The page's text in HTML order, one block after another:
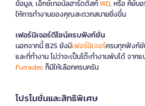
ข้อมูล, เอ็กซ์เทอนัลฮาร์ดดิสก์WD, หรือ คีย์บอ
ให้การทำงานของคุณสะดวกสบายยิ่งขึ้น
เฟอร์นิเจอร์ดีไซน์ครบฟังก์ชั่น
นอกจากนี้ B2S ยังมีเฟอร์นิเจอร์ครบทุกฟังก์ชั
และที่ทำงาน ไม่ว่าจะเป็นโต๊ะทำงานพับได้ จาก
Furradecก็มีให้เลือกครบครัน
โปรโมชั่นและสิทธิพิเศษ